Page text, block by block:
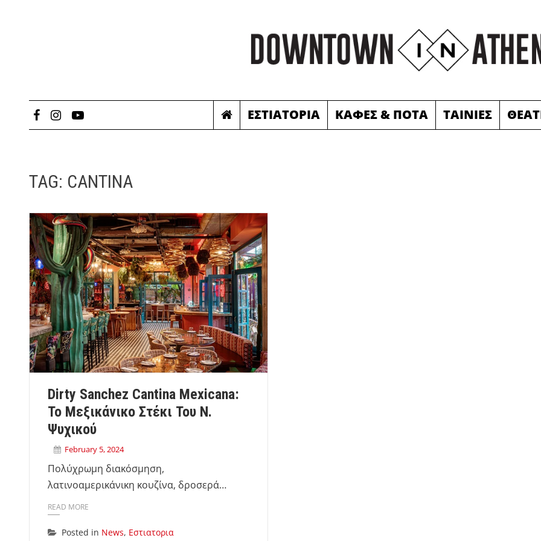
ΕΣΤΙΑΤΟΡΙΑ ΚΑΦΕΣ & ΠΟΤΑ ΤΑΙΝΙΕΣ
TAG: CANTINA
Dirty Sanchez Cantina Mexicana:
Το Μεξικάνικο Στέκι Του N.
Ψυχικού
February 5, 2024
Πολύχρωμη διακόσμηση,
λατινοαμερικάνικη κουζίνα, δροσερά…
READ MORE
Posted in News, Εστιατορια